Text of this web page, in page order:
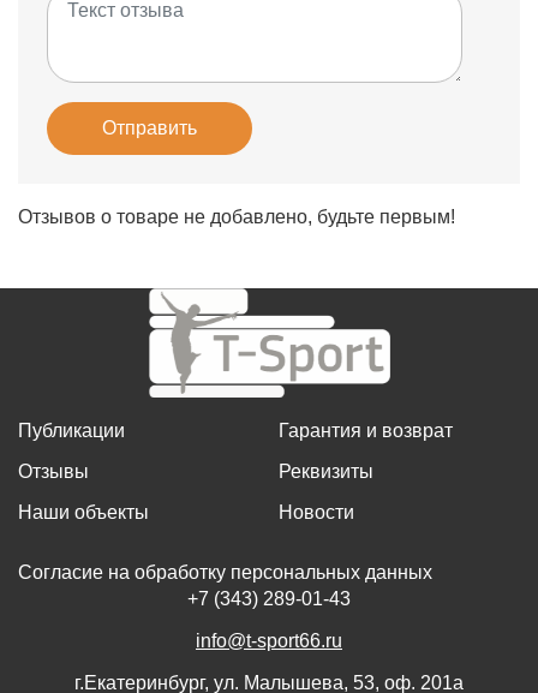
Отправить
Отзывов о товаре не добавлено, будьте первым!
Публикации
Отзывы
Наши объекты
Гарантия и возврат
Реквизиты
Новости
Согласие на обработку персональных данных
+7 (343) 289-01-43
info@t-sport66.ru
г.Екатеринбург, ул. Малышева, 53, оф. 201а